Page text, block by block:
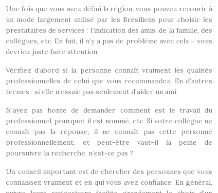
Une fois que vous avez défini la région, vous pouvez recourir à
un mode largement utilisé par les Brésiliens pour choisir les
prestataires de services : l’indication des amis, de la famille, des
collègues, etc. En fait, il n’y a pas de problème avec cela – vous
devriez juste faire attention.
Vérifiez d’abord si la personne connaît vraiment les qualités
professionnelles de celui que vous recommandez. En d’autres
termes : si elle n’essaie pas seulement d’aider un ami.
N’ayez pas honte de demander comment est le travail du
professionnel, pourquoi il est nommé, etc. Si votre collègue ne
connaît pas la réponse, il ne connaît pas cette personne
professionnellement, et peut-être vaut-il la peine de
poursuivre la recherche, n’est-ce pas ?
Un conseil important est de chercher des personnes que vous
connaissez vraiment et en qui vous avez confiance. En général,